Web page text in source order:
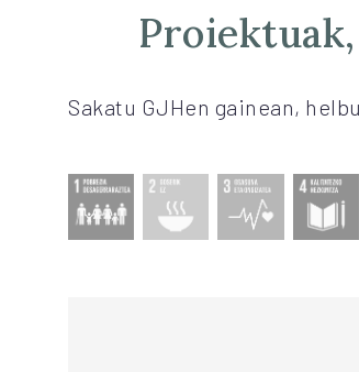
Sakatu GJHen gainean,